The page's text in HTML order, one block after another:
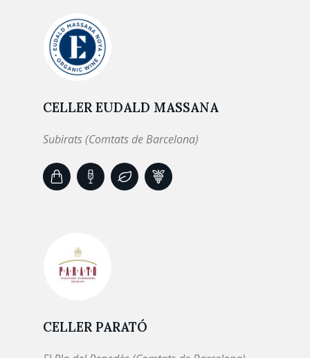
CELLER EUDALD MASSANA
Subirats (Comtats de Barcelona)
CELLER PARATÓ